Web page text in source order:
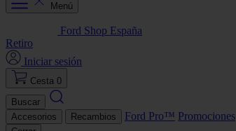
Menú
Ford Shop España
Retiro
Iniciar sesión
Cesta 0
Buscar
Accesorios
Recambios Ford Pro™ Promociones